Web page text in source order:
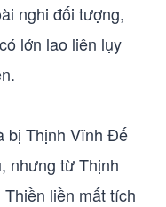
nghi đối tượng,
lớn lao liên lụy
bị Thịnh Vĩnh Đế
nhưng từ Thịnh
liền mất tích